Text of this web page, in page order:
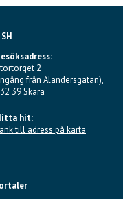
2
från Alandersgatan),
39 Skara
hit:
till adress på karta